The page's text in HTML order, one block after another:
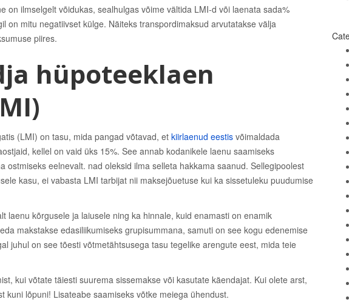
on ilmselgelt võidukas, sealhulgas võime vältida LMI-d või laenata sada%
on mitu negatiivset külge. Näiteks transpordimaksud arvutatakse välja
piires.
hüpoteeklaen
(LMI) on tasu, mida pangad võtavad, et kiirlaenud eestis võimaldada
kellel on vaid üks 15%. See annab kodanikele laenu saamiseks
ostmiseks eelnevalt. nad oleksid ilma selleta hakkama saanud. Sellegipoolest
kasu, ei vabasta LMI tarbijat nii maksejõuetuse kui ka sissetuleku puudumise
laenu kõrgusele ja laiusele ning ka hinnale, kuid enamasti on enamik
makstakse edasiliikumiseks grupisummana, samuti on see kogu edenemise
juhul on see tõesti võtmetähtsusega tasu tegelike arengute eest, mida teie
kui võtate täiesti suurema sissemakse või kasutate käendajat. Kui olete arst,
kuni lõpuni! Lisateabe saamiseks võtke meiega ühendust.